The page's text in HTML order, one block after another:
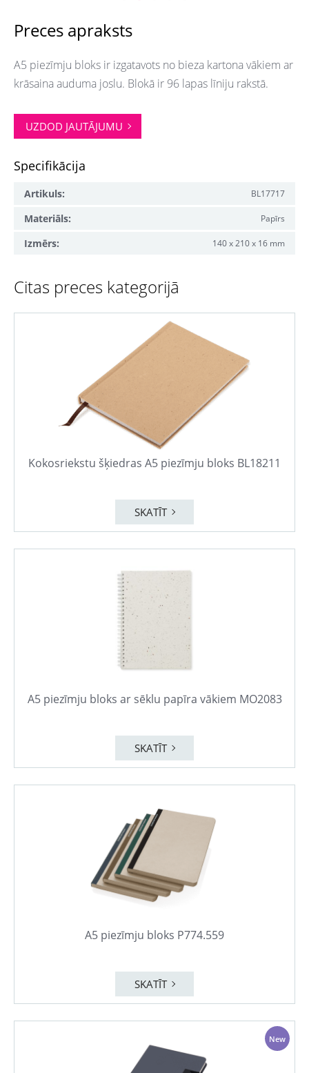
Preces apraksts
A5 piezīmju bloks ir izgatavots no bieza kartona vākiem ar
krāsaina auduma joslu. Blokā ir 96 lapas līniju rakstā.
UZDOD JAUTĀJUMU
Specifikācija
Artikuls: BL17717
Materiāls: Papīrs
Izmērs: 140 x 210 x 16 mm
Citas preces kategorijā
Kokosriekstu šķiedras A5 piezīmju bloks BL18211
SKATĪT
A5 piezīmju bloks ar sēklu papīra vākiem MO2083
SKATĪT
A5 piezīmju bloks P774.559
SKATĪT
New